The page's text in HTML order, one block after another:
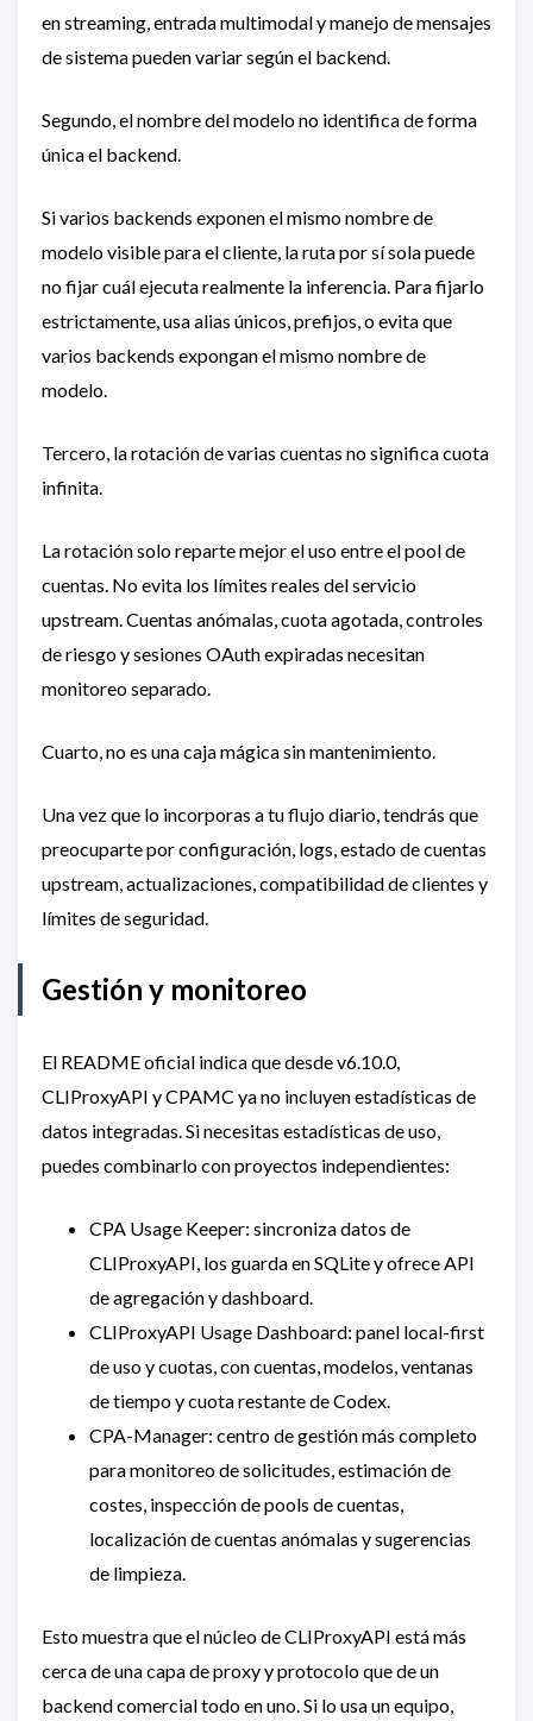
en streaming, entrada multimodal y manejo de mensajes
de sistema pueden variar según el backend.
Segundo, el nombre del modelo no identifica de forma
única el backend.
Si varios backends exponen el mismo nombre de
modelo visible para el cliente, la ruta por sí sola puede
no fijar cuál ejecuta realmente la inferencia. Para fijarlo
estrictamente, usa alias únicos, prefijos, o evita que
varios backends expongan el mismo nombre de
modelo.
Tercero, la rotación de varias cuentas no significa cuota
infinita.
La rotación solo reparte mejor el uso entre el pool de
cuentas. No evita los límites reales del servicio
upstream. Cuentas anómalas, cuota agotada, controles
de riesgo y sesiones OAuth expiradas necesitan
monitoreo separado.
Cuarto, no es una caja mágica sin mantenimiento.
Una vez que lo incorporas a tu flujo diario, tendrás que
preocuparte por configuración, logs, estado de cuentas
upstream, actualizaciones, compatibilidad de clientes y
límites de seguridad.
Gestión y monitoreo
El README oficial indica que desde v6.10.0,
CLIProxyAPI y CPAMC ya no incluyen estadísticas de
datos integradas. Si necesitas estadísticas de uso,
puedes combinarlo con proyectos independientes:
CPA Usage Keeper: sincroniza datos de
CLIProxyAPI, los guarda en SQLite y ofrece API
de agregación y dashboard.
CLIProxyAPI Usage Dashboard: panel local-first
de uso y cuotas, con cuentas, modelos, ventanas
de tiempo y cuota restante de Codex.
CPA-Manager: centro de gestión más completo
para monitoreo de solicitudes, estimación de
costes, inspección de pools de cuentas,
localización de cuentas anómalas y sugerencias
de limpieza.
Esto muestra que el núcleo de CLIProxyAPI está más
cerca de una capa de proxy y protocolo que de un
backend comercial todo en uno. Si lo usa un equipo,